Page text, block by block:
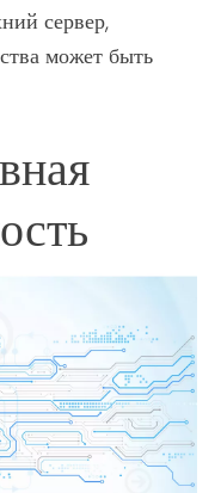
сервер,
может быть